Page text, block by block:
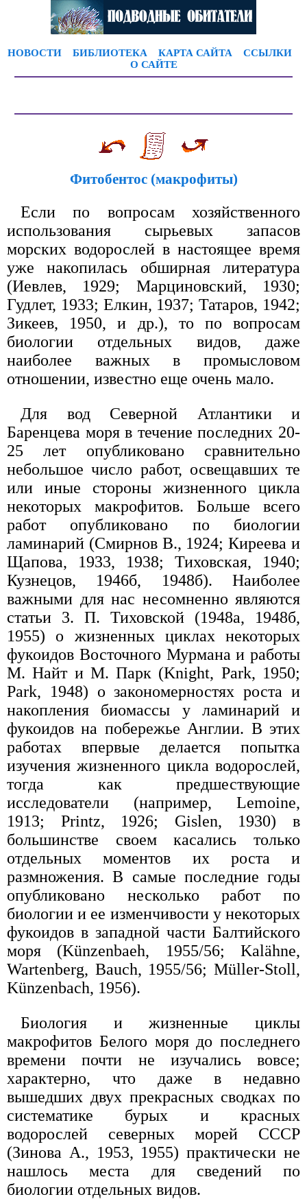
НОВОСТИ БИБЛИОТЕКА КАРТА САЙТА
ССЫЛКИ
О САЙТЕ
Фитобентос (макрофиты)
Если по вопросам хозяйственного
использования сырьевых запасов
морских водорослей в настоящее время
уже накопилась обширная литература
(Иевлев, 1929; Марциновский, 1930;
Гудлет, 1933; Елкин, 1937; Татаров, 1942;
Зикеев, 1950, и др.), то по вопросам
биологии отдельных видов, даже
наиболее важных в промысловом
отношении, известно еще очень мало.
Для вод Северной Атлантики и
Баренцева моря в течение последних 20-
25 лет опубликовано сравнительно
небольшое число работ, освещавших те
или иные стороны жизненного цикла
некоторых макрофитов. Больше всего
работ опубликовано по биологии
ламинарий (Смирнов В., 1924; Киреева и
Щапова, 1933, 1938; Тиховская, 1940;
Кузнецов, 1946б, 1948б). Наиболее
важными для нас несомненно являются
статьи 3. П. Тиховской (1948а, 1948б,
1955) о жизненных циклах некоторых
фукоидов Восточного Мурмана и работы
М. Найт и М. Парк (Knight, Park, 1950;
Park, 1948) о закономерностях роста и
накопления биомассы у ламинарий и
фукоидов на побережье Англии. В этих
работах впервые делается попытка
изучения жизненного цикла водорослей,
тогда как предшествующие
исследователи (например, Lemoine,
1913; Printz, 1926; Gislen, 1930) в
большинстве своем касались только
отдельных моментов их роста и
размножения. В самые последние годы
опубликовано несколько работ по
биологии и ее изменчивости у некоторых
фукоидов в западной части Балтийского
моря (Künzenbaeh, 1955/56; Kalähne,
Wartenberg, Bauch, 1955/56; Müller-Stoll,
Künzenbach, 1956).
Биология и жизненные циклы
макрофитов Белого моря до последнего
времени почти не изучались вовсе;
характерно, что даже в недавно
вышедших двух прекрасных сводках по
систематике бурых и красных
водорослей северных морей СССР
(Зинова А., 1953, 1955) практически не
нашлось места для сведений по
биологии отдельных видов.